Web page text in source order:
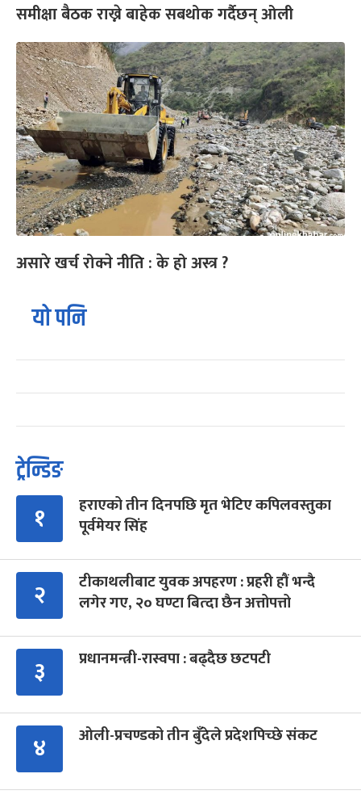
समीक्षा बैठक राख्ने बाहेक सबथोक गर्दैछन् ओली
असारे खर्च रोक्ने नीति : के हो अस्त्र ?
यो पनि
ट्रेन्डिङ
१
हराएको तीन दिनपछि मृत भेटिए कपिलवस्तुका
पूर्वमेयर सिंह
२
टीकाथलीबाट युवक अपहरण : प्रहरी हौं भन्दै
लगेर गए, २० घण्टा बित्दा छैन अत्तोपत्तो
३ प्रधानमन्त्री-रास्वपा : बढ्दैछ छटपटी
४ ओली-प्रचण्डको तीन बुँदेले प्रदेशपिच्छे संकट